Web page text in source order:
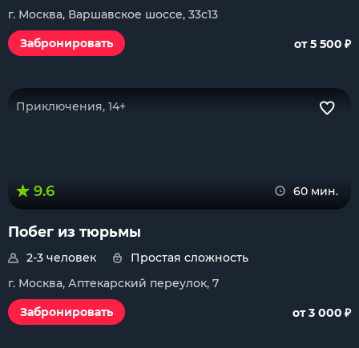
г. Москва, Варшавское шоссе, 33с13
Забронировать
от 5 500 ₽
Приключения, 14+
9.6 60 мин.
Побег из тюрьмы
2-3 человек
Простая сложность
г. Москва, Аптекарский переулок, 7
Забронировать
от 3 000 ₽